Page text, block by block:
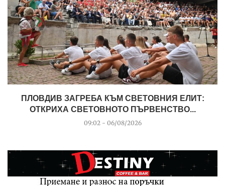
ПЛОВДИВ ЗАГРЕБА КЪМ СВЕТОВНИЯ ЕЛИТ:
ОТКРИХА СВЕТОВНОТО ПЪРВЕНСТВО...
09:02 - 06/08/2026